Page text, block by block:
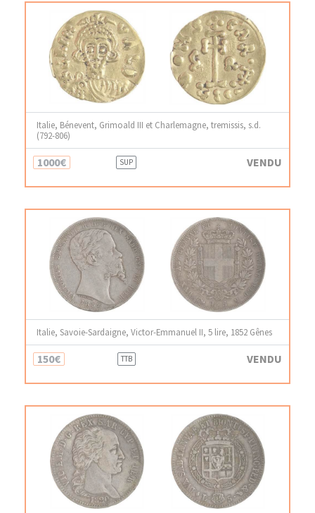
Italie, Bénevent, Grimoald III et Charlemagne, tremissis, s.d.
(792-806)
1000€ SUP VENDU
Italie, Savoie-Sardaigne, Victor-Emmanuel II, 5 lire, 1852 Gênes
150€ TTB VENDU